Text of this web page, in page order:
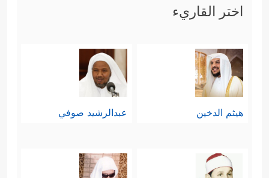
اختر القاريء
هيثم الدخين عبدالرشيد صوفي